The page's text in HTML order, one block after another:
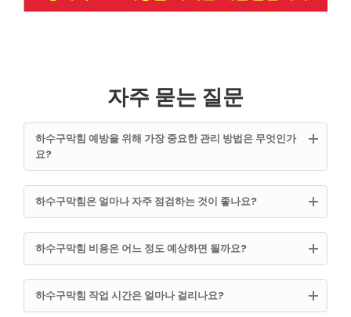
자주 묻는 질문
하수구막힘 예방을 위해 가장 중요한 관리 방법은 무엇인가
요?
하수구막힘은 얼마나 자주 점검하는 것이 좋나요?
하수구막힘 비용은 어느 정도 예상하면 될까요?
하수구막힘 작업 시간은 얼마나 걸리나요?